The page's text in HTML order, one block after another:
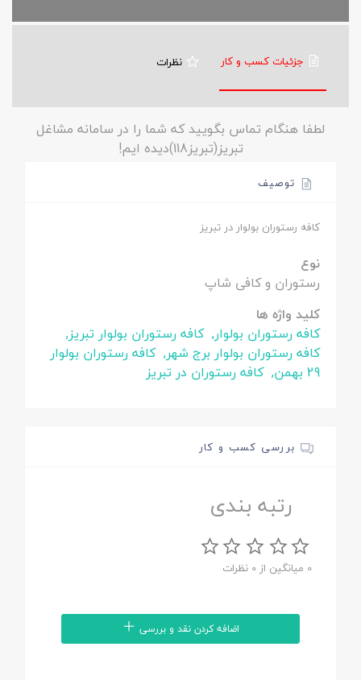
جزئیات کسب و کار نظرات
لطفا هنگام تماس بگویید که شما را در سامانه مشاغل
تبریز(تبریز118)دیده ایم!
توصیف
کافه رستوران بولوار در تبریز
نوع
رستوران و کافی شاپ
کلید واژه ها
کافه رستوران بولوار, کافه رستوران بولوار تبریز,
کافه رستوران بولوار برج شهر, کافه رستوران بولوار
29 بهمن,
کافه رستوران در تبریز
بررسی کسب و کار
رتبه بندی
0 میانگین از 0 نظرات
اضافه کردن نقد و بررسی